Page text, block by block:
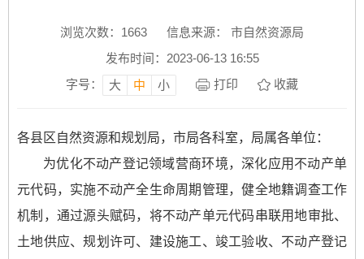
浏览次数： 1663
信息来源： 市自然资源局
发布时间：2023-06-13 16:55
字号：
大 中 小 打印 收藏
各县区自然资源和规划局，市局各科室，局属各单位：
为优化不动产登记领域营商环境，深化应用不动产单
元代码，实施不动产全生命周期管理，健全地籍调查工作
机制，通过源头赋码，将不动产单元代码串联用地审批、
土地供应、规划许可、建设施工、竣工验收、不动产登记